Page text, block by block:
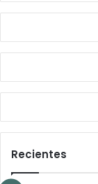
Recientes